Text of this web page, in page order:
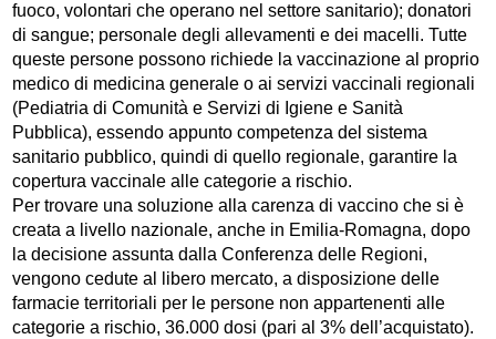
fuoco, volontari che operano nel settore sanitario); donatori
di sangue; personale degli allevamenti e dei macelli. Tutte
queste persone possono richiede la vaccinazione al proprio
medico di medicina generale o ai servizi vaccinali regionali
(Pediatria di Comunità e Servizi di Igiene e Sanità
Pubblica), essendo appunto competenza del sistema
sanitario pubblico, quindi di quello regionale, garantire la
copertura vaccinale alle categorie a rischio.
Per trovare una soluzione alla carenza di vaccino che si è
creata a livello nazionale, anche in Emilia-Romagna, dopo
la decisione assunta dalla Conferenza delle Regioni,
vengono cedute al libero mercato, a disposizione delle
farmacie territoriali per le persone non appartenenti alle
categorie a rischio, 36.000 dosi (pari al 3% dell’acquistato).